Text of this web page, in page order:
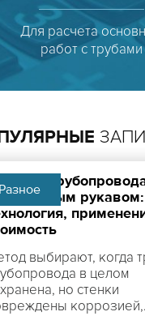
Разное
рукавом:
выбирают, когда
в целом
но стенки